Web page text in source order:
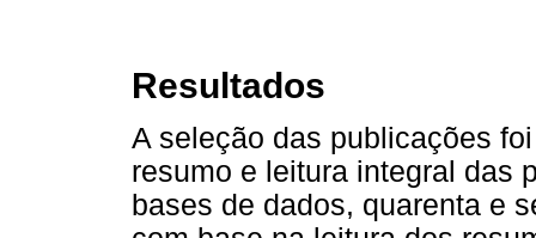
Resultados
A seleção das publicações
resumo e leitura integral das
bases de dados, quarenta e